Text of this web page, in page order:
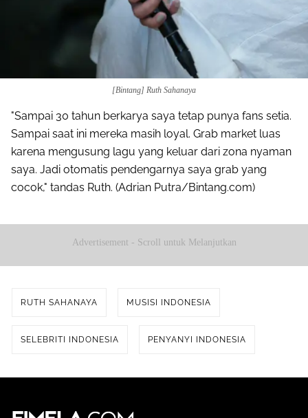
[Bintang] Ruth Sahanaya
"Sampai 30 tahun berkarya saya tetap punya fans setia.
Sampai saat ini mereka masih loyal. Grab market luas
karena mengusung lagu yang keluar dari zona nyaman
saya. Jadi otomatis pendengarnya saya grab yang
cocok," tandas Ruth. (Adrian Putra/Bintang.com)
Advertisement - Scroll untuk Melanjutkan
RUTH SAHANAYA MUSISI INDONESIA
SELEBRITI INDONESIA PENYANYI INDONESIA